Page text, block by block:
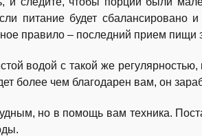
питание будет сбалансировано
правило – последний прием пищи
водой с такой же
более чем благодарен вам, он
но в помощь вам техника.